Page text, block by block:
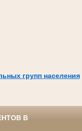
групп населения
В